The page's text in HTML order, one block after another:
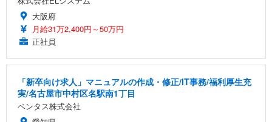
大阪府
月給31万2,400円～50万円
正社員
「新卒向け求人」マニュアルの作成・修正/IT事務/福利厚生充
実/名古屋市中村区名駅南1丁目
ベンタス株式会社